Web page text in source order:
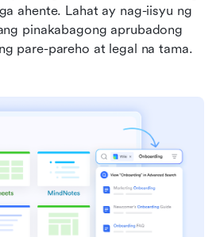
ahente. Lahat ay nag-iisyu ng
pinakabagong aprubadong
pare-pareho at legal na tama.